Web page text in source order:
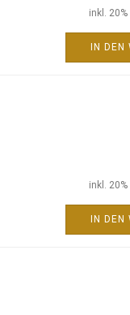
inkl.
IN
inkl.
IN